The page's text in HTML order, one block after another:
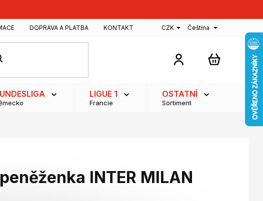
DOPRAVA A PLATBA KONTAKT CZK Čeština
NÁKUPNÍ
LIGUE 1
Francie
OSTATNÍ
Sortiment
INTER MILAN